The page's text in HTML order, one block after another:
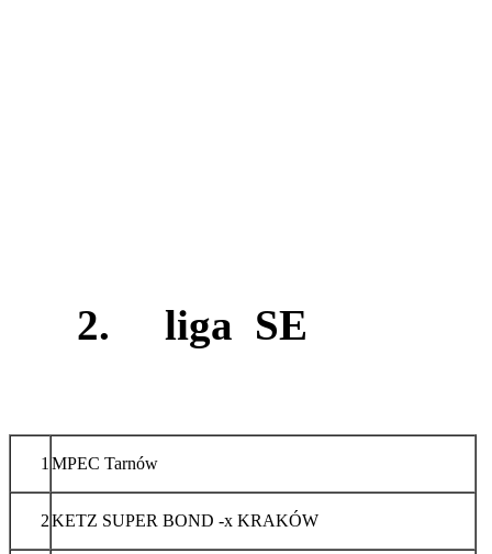
2. liga SE
1 MPEC Tarnów
2KETZ SUPER BOND -x KRAKÓW